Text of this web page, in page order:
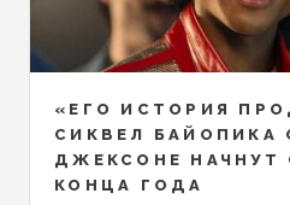
«ЕГО ИСТОРИЯ
СИКВЕЛ БАЙОПИКА
ДЖЕКСОНЕ НАЧНУТ
КОНЦА ГОДА